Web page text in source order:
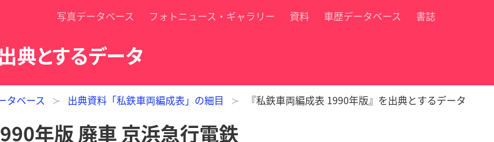
写真データベース フォトニュース・ギャラリー 資料 車歴データベース 書誌
典とするデータ
タベース 出典資料「私鉄車両編成表」の細目 『私鉄車両編成表 1990年版』を出典とするデータ
年版 廃車 京浜急行電鉄